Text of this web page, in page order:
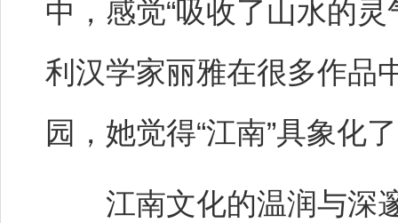
中，感觉“吸收了山水的
利汉学家丽雅在很多作品
园，她觉得“江南”具象化
江南文化的温润与深邃